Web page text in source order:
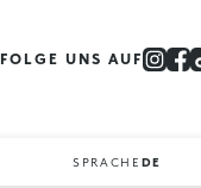
FOLGE UNS AUF
SPRACHE DE